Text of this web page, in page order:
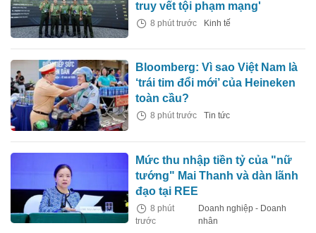
truy vết tội phạm mạng'
8 phút trước Kinh tế
Bloomberg: Vì sao Việt Nam là
‘trái tim đổi mới’ của Heineken
toàn cầu?
8 phút trước Tin tức
Mức thu nhập tiền tỷ của "nữ
tướng" Mai Thanh và dàn lãnh
đạo tại REE
8 phút
trước
Doanh nghiệp - Doanh
nhân